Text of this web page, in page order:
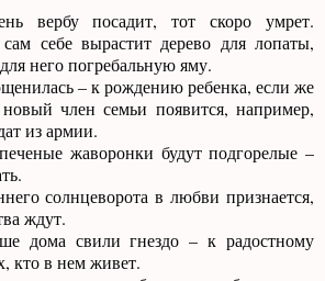
вербу посадит, тот скоро умрет.
себе вырастит дерево для лопаты,
него погребальную яму.
– к рождению ребенка, если же
член семьи появится, например,
из армии.
жаворонки будут подгорелые –
солнцеворота в любви признается,
ждут.
дома свили гнездо – к радостному
кто в нем живет.